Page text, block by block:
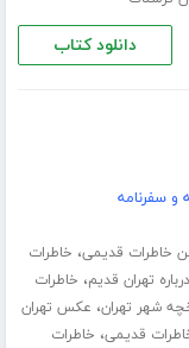
دانلود کتاب
و سفرنامه
خاطرات قدیمی، خاطرات
درباره تهران قدیم، خاطرات
شهر تهران، عکس تهران
قدیمی، خاطرات